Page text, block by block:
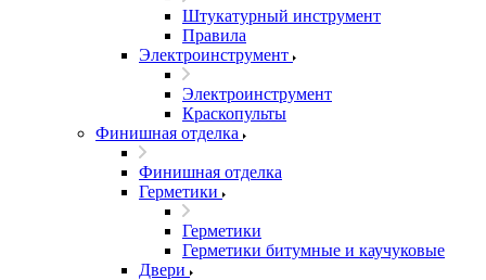
Штукатурный инструмент
Правила
Электроинструмент
Электроинструмент
Краскопульты
Финишная отделка
Финишная отделка
Герметики
Герметики
Герметики битумные и каучуковые
Двери